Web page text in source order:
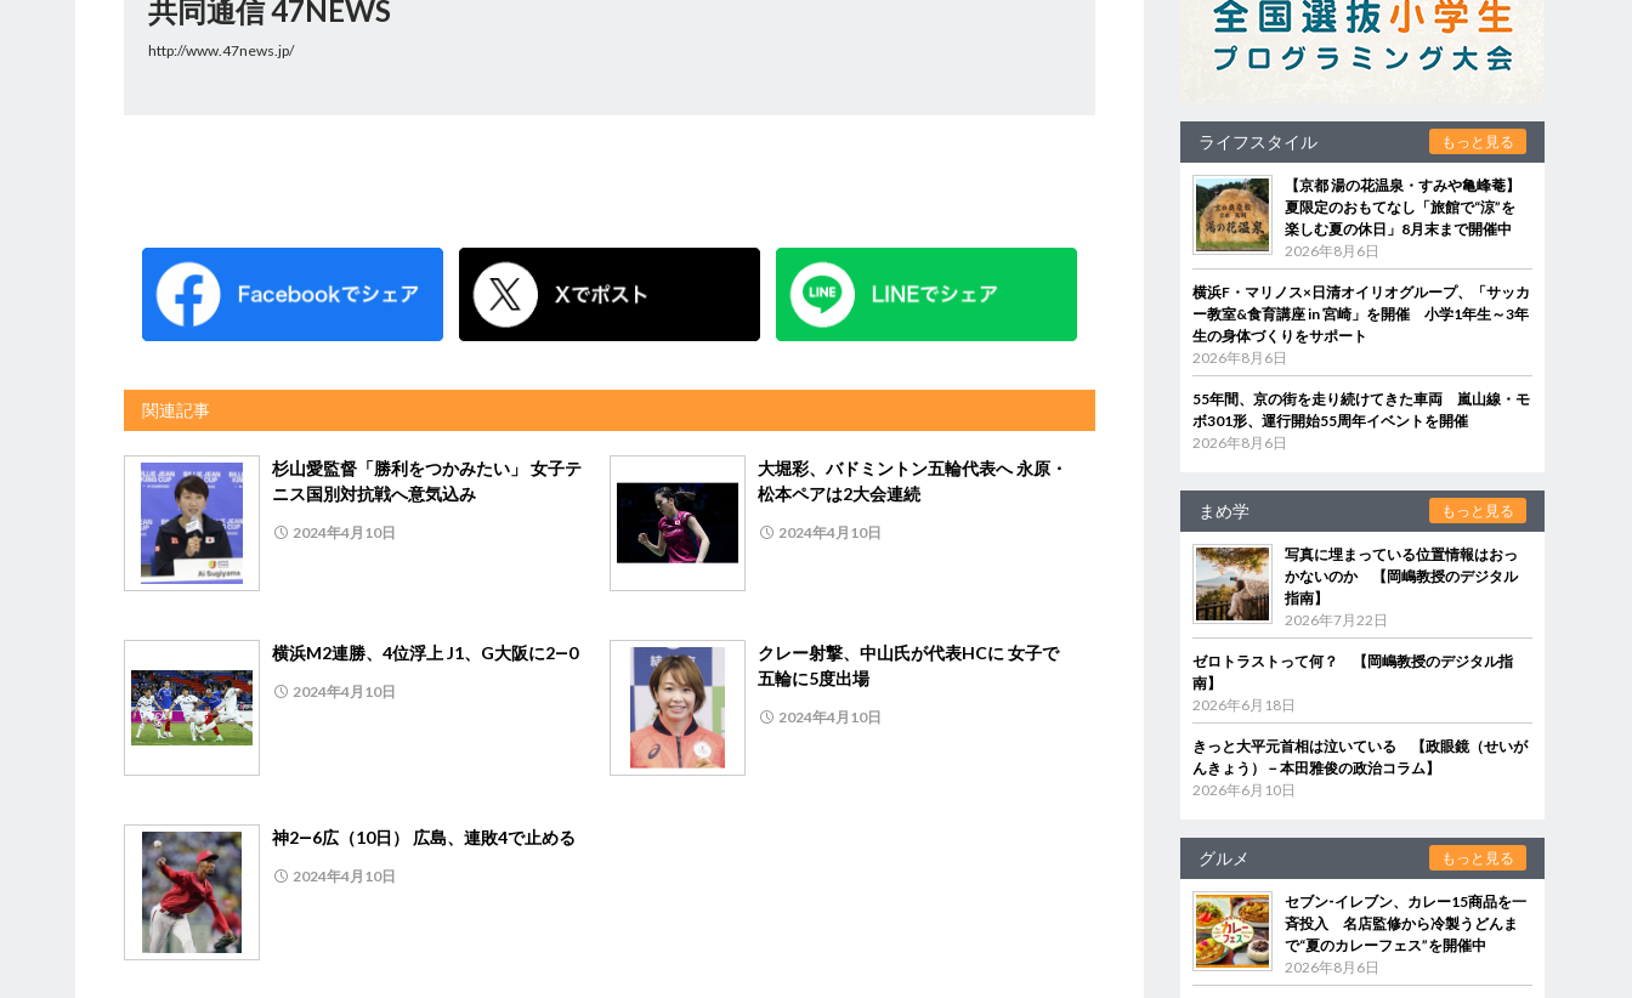
共同通信 47NEWS
http://www.47news.jp/
関連記事
杉山愛監督「勝利をつかみたい」 女子テ
ニス国別対抗戦へ意気込み
2024年4月10日
大堀彩、バドミントン五輪代表へ 永原・
松本ペアは2大会連続
2024年4月10日
横浜M2連勝、4位浮上 J1、G大阪に2―0
2024年4月10日
クレー射撃、中山氏が代表HCに 女子で
五輪に5度出場
2024年4月10日
神2―6広（10日） 広島、連敗4で止める
2024年4月10日
ライフスタイル もっと見る
【京都 湯の花温泉・すみや亀峰菴】
夏限定のおもてなし「旅館で“涼”を
楽しむ夏の休日」8月末まで開催中
2026年8月6日
横浜F・マリノス×日清オイリオグループ、「サッカ
ー教室&食育講座 in 宮崎」を開催 小学1年生～3年
生の身体づくりをサポート
2026年8月6日
55年間、京の街を走り続けてきた車両 嵐山線・モ
ボ301形、運行開始55周年イベントを開催
2026年8月6日
まめ学 もっと見る
写真に埋まっている位置情報はおっ
かないのか 【岡嶋教授のデジタル
指南】
2026年7月22日
ゼロトラストって何？ 【岡嶋教授のデジタル指
南】
2026年6月18日
きっと大平元首相は泣いている 【政眼鏡（せいが
んきょう）－本田雅俊の政治コラム】
2026年6月10日
グルメ もっと見る
セブン‐イレブン、カレー15商品を一
斉投入 名店監修から冷製うどんま
で“夏のカレーフェス”を開催中
2026年8月6日